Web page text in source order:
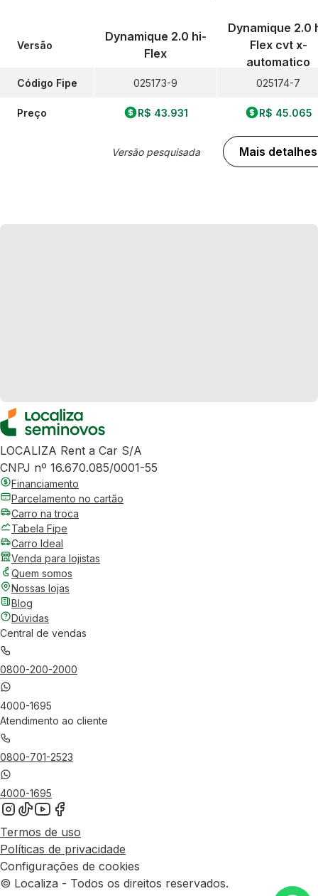
Versão
Código Fipe
Preço
Dynamique 2.0 hi-
Flex
025173-9
R$ 43.931
Versão pesquisada
Dynamique 2.0
Flex cvt x-
automatico
025174-7
R$ 45.065
Mais detalhes
LOCALIZA Rent a Car S/A
CNPJ nº 16.670.085/0001-55
Financiamento
Parcelamento no cartão
Carro na troca
Tabela Fipe
Carro Ideal
Venda para lojistas
Quem somos
Nossas lojas
Blog
Dúvidas
Central de vendas
0800-200-2000
4000-1695
Atendimento ao cliente
0800-701-2523
4000-1695
Termos de uso
Políticas de privacidade
Configurações de cookies
© Localiza - Todos os direitos reservados.